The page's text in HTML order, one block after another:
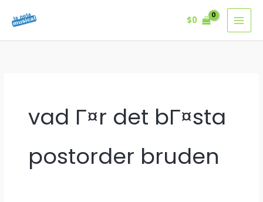
$0
vad Г¤r det bГ¤sta
postorder bruden